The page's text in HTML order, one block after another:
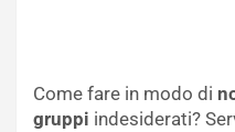
Come fare in modo di
gruppi indesiderati?